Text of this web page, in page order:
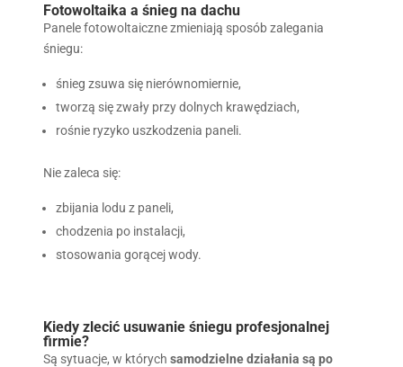
Fotowoltaika a śnieg na dachu
Panele fotowoltaiczne zmieniają sposób zalegania
śniegu:
śnieg zsuwa się nierównomiernie,
tworzą się zwały przy dolnych krawędziach,
rośnie ryzyko uszkodzenia paneli.
Nie zaleca się:
zbijania lodu z paneli,
chodzenia po instalacji,
stosowania gorącej wody.
Kiedy zlecić usuwanie śniegu profesjonalnej
firmie?
Są sytuacje, w których samodzielne działania są po